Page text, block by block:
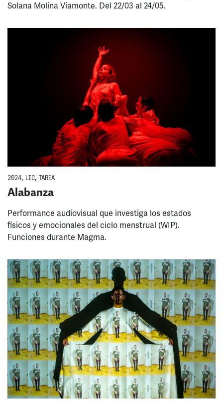
Solana Molina Viamonte. Del 22/03 al 24/05.
2024, LIC, TAREA
Alabanza
Performance audiovisual que investiga los estados
físicos y emocionales del ciclo menstrual (WIP).
Funciones durante Magma.